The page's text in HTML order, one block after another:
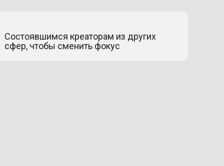
Состоявшимся креаторам из других
сфер, чтобы сменить фокус